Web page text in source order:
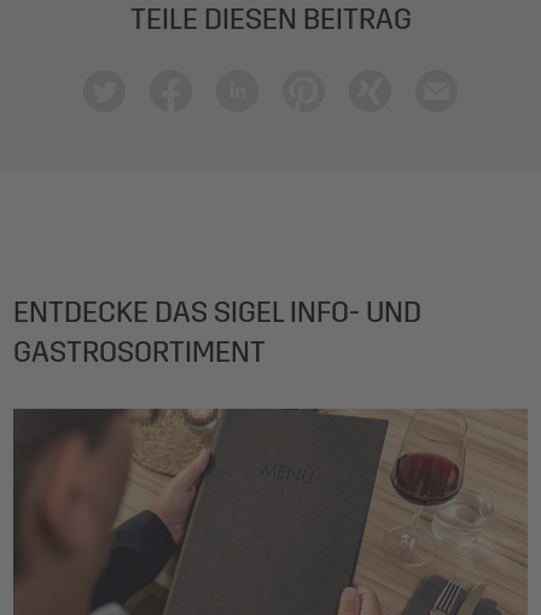
TEILE DIESEN BEITRAG
ENTDECKE DAS SIGEL INFO- UND
GASTROSORTIMENT